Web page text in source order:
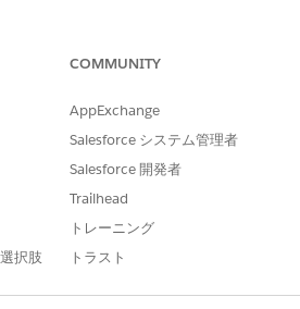
間のコラボレーションを有効にします。
を使用して従業員レコードを作成し、
スへの移行
Plus(CCP)ライセンスから統
センスモデルで標準化し、従業員を標準
択肢
COMMUNITY
AppExchange
Salesforce システム管理者
Salesforce 開発者
Trailhead
トレーニング
トラスト